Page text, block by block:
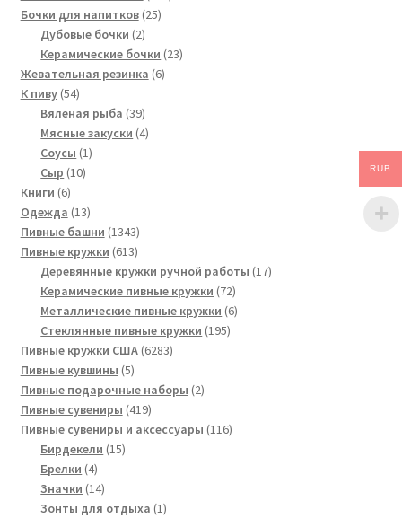
Бочки для напитков 2525
Дубовые бочки 22
товара
Керамические бочки 2323
Жевательная резинка 66
К пиву 5454
товара
Вяленая рыба 3939
товаров
Мясные закуски 44
Соусы 11
Сыр 1010
Книги 66
товаров
Одежда 1313
товаров
Пивные башни 13431343
товара
Пивные кружки 613613
товаров
Деревянные кружки ручной работы 1717
Керамические пивные кружки 7272
товара
Металлические пивные кружки 66
Стеклянные пивные кружки 195195
Пивные кружки США 62836283
Пивные кувшины 55
товаров
Пивные подарочные наборы 22
Пивные сувениры 419419
товаров
Пивные сувениры и аксессуары 116116
Бирдекели 1515
Брелки 44
товара
Значки 1414
товаров
Зонты для отдыха 11
RUB